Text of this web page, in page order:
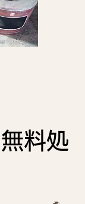
無料処